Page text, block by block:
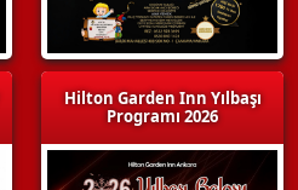
Hilton Garden Inn Yılbaşı
Programı 2026